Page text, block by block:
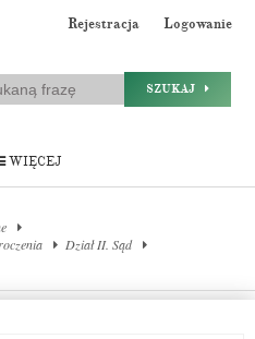
Rejestracja Logowanie
SZUKAJ
WIĘCEJ
Dział II. Sąd